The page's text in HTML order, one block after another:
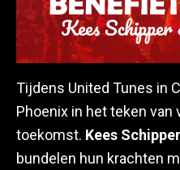
Tijdens United Tunes in
Phoenix in het teken van
toekomst. Kees Schipper
bundelen hun krachten